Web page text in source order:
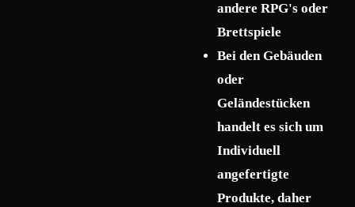
andere RPG's oder
Brettspiele
Bei den Gebäuden
oder
Geländestücken
handelt es sich um
Individuell
angefertigte
Produkte, daher